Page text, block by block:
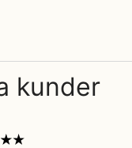
kunder